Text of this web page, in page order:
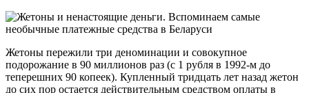
Жетоны пережили три деноминации и совокупное
подорожание в 90 миллионов раз (с 1 рубля в 1992-м до
теперешних 90 копеек). Купленный тридцать лет назад жетон
до сих пор остается действительным средством оплаты в